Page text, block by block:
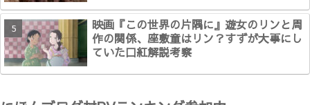
映画『この世界の片隅に』遊女のリンと周
作の関係、座敷童はリン？すずが大事にし
ていた口紅解説考察